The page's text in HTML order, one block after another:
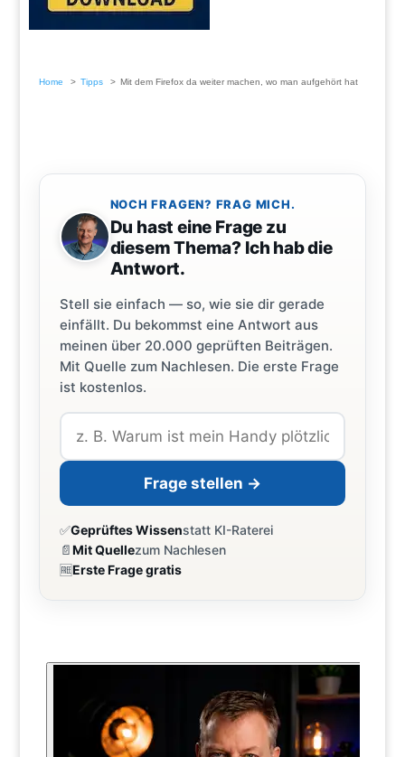
Home Tipps Mit dem Firefox da weiter machen, wo man aufgehört hat
NOCH FRAGEN? FRAG MICH.
Du hast eine Frage zu
diesem Thema? Ich hab die
Antwort.
Stell sie einfach — so, wie sie dir gerade
einfällt. Du bekommst eine Antwort aus
meinen über 20.000 geprüften Beiträgen.
Mit Quelle zum Nachlesen. Die erste Frage
ist kostenlos.
Frage stellen →
✅Geprüftes Wissenstatt KI-Raterei
📄Mit Quellezum Nachlesen
🆓Erste Frage gratis